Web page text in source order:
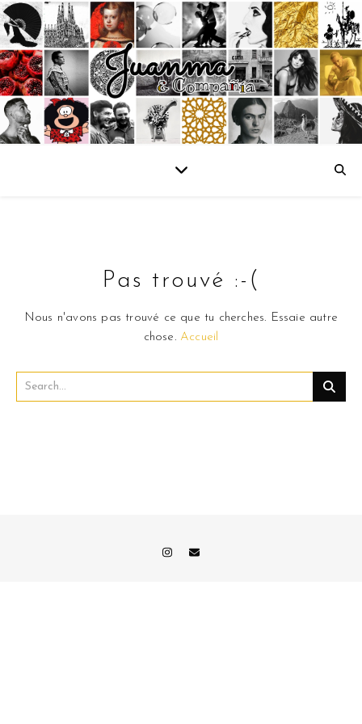
Pas trouvé :-(
Nous n'avons pas trouvé ce que tu cherches. Essaie autre
chose. Accueil